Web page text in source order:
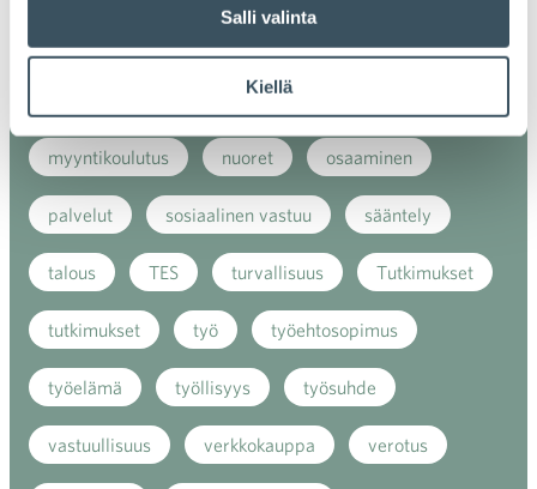
Salli valinta
Kiellä
kuluttaja kuluttajat kuluttajien luottamus
myynti
myyntikoulutus nuoret osaaminen
palvelut sosiaalinen vastuu sääntely
talous TES turvallisuus Tutkimukset
tutkimukset työ työehtosopimus
työelämä työllisyys työsuhde
vastuullisuus verkkokauppa verotus